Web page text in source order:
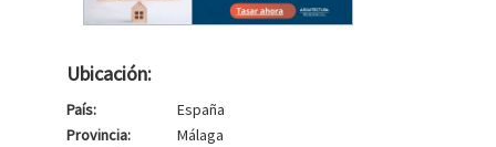
Ubicación:
País:
España
Provincia:
Málaga